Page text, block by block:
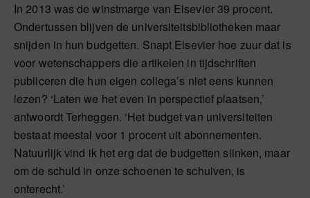
In 2013 was de winstmarge van Elsevier 39 procent.
Ondertussen blijven de universiteitsbibliotheken maar
snijden in hun budgetten. Snapt Elsevier hoe zuur dat is
voor wetenschappers die artikelen in tijdschriften
publiceren die hun eigen collega’s niet eens kunnen
lezen? ‘Laten we het even in perspectief plaatsen,’
antwoordt Terheggen. ‘Het budget van universiteiten
bestaat meestal voor 1 procent uit abonnementen.
Natuurlijk vind ik het erg dat de budgetten slinken, maar
om de schuld in onze schoenen te schuiven, is
onterecht.’